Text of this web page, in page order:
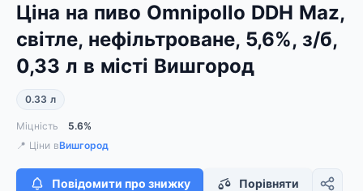
Ціна на пиво Omnipollo DDH Maz,
світле, нефільтроване, 5,6%, з/б,
0,33 л в місті Вишгород
0.33 л
Міцність
5.6%
📍 Ціни вВишгород
Повідомити про знижку Порівняти